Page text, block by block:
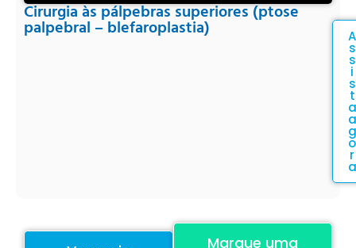
Cirurgia às pálpebras superiores (ptose
palpebral – blefaroplastia) A
s
s
i
s
t
a
a
g
o
r
a
Marque uma